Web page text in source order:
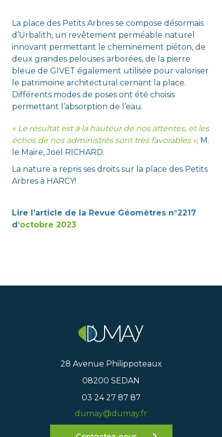
La place des Petits Arbres se compose désormais
d’Urbalith, un revêtement perméable naturel
innovant permettant le cheminement piéton, de
deux grandes pelouses arborées, de la pierre
bleue de GIVET également utilisée pour valoriser
le patrimoine architectural cernant la place.
Différents modes de poses ont été choisis
permettant l’absorption de l’eau.
« Le résultat est à la hauteur de nos attentes, et les
échos de nos administrés sont très favorables »; M.
le Maire, Joël RICHARD.
La nature a repris ses droits sur la place des Petits
Arbres à HARCY!
Lire l’article de la Revue Géomètres n°2217
d‘octobre 2023
28 Avenue Philippoteaux
08200 SEDAN
03 24 27 87 87
dumay@dumay.fr